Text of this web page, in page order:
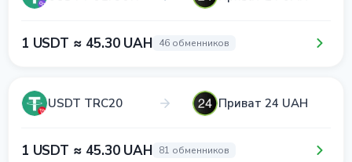
1 USDT ≈ 45.30 UAH 46 обменников
USDT TRC20 Приват 24 UAH
1 USDT ≈ 45.30 UAH 81 обменников